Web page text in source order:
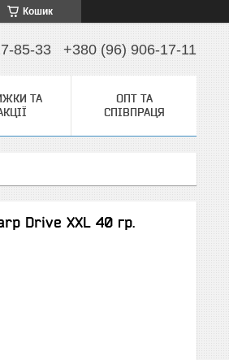
Кошик
85-33 +380 (96) 906-17-11
ТА
ОПТ ТА
СПІВПРАЦЯ
Drive XXL 40 гр.